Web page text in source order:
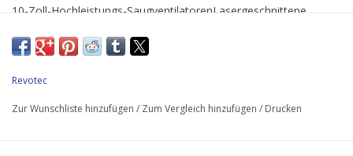
10-Zoll-Hochleistungs-SaugventilatorenLasergeschnittene,
elektronische Revotec-LüftersteuerungErdung KitSchrauben und
Fahrzeugen konzipiert.
Revotec
Zur Wunschliste hinzufügen / Zum Vergleich hinzufügen / Drucken